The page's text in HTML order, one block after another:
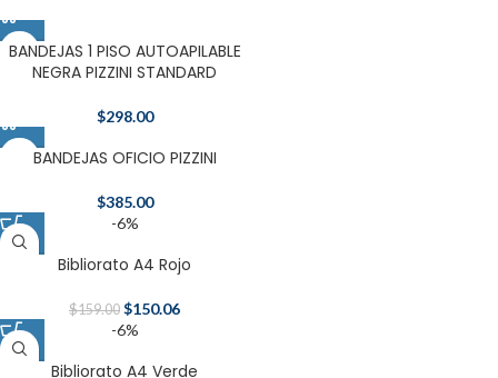
BANDEJAS 1 PISO AUTOAPILABLE
NEGRA PIZZINI STANDARD
$298.00
BANDEJAS OFICIO PIZZINI
$385.00
-6%
Bibliorato A4 Rojo
$159.00 $150.06
-6%
Bibliorato A4 Verde